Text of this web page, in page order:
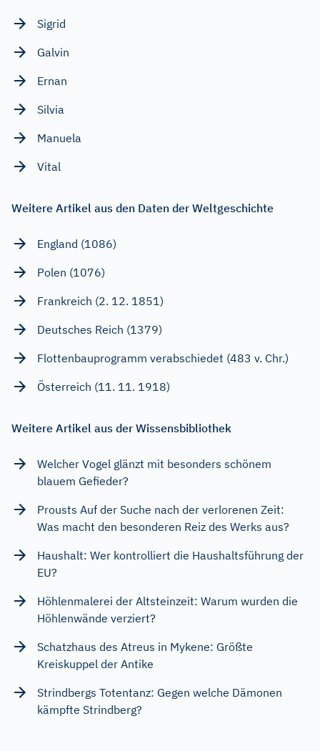
Sigrid
Galvin
Ernan
Silvia
Manuela
Vital
Weitere Artikel aus den Daten der Weltgeschichte
England (1086)
Polen (1076)
Frankreich (2. 12. 1851)
Deutsches Reich (1379)
Flottenbauprogramm verabschiedet (483 v. Chr.)
Österreich (11. 11. 1918)
Weitere Artikel aus der Wissensbibliothek
Welcher Vogel glänzt mit besonders schönem
blauem Gefieder?
Prousts Auf der Suche nach der verlorenen Zeit:
Was macht den besonderen Reiz des Werks aus?
Haushalt: Wer kontrolliert die Haushaltsführung der
EU?
Höhlenmalerei der Altsteinzeit: Warum wurden die
Höhlenwände verziert?
Schatzhaus des Atreus in Mykene: Größte
Kreiskuppel der Antike
Strindbergs Totentanz: Gegen welche Dämonen
kämpfte Strindberg?